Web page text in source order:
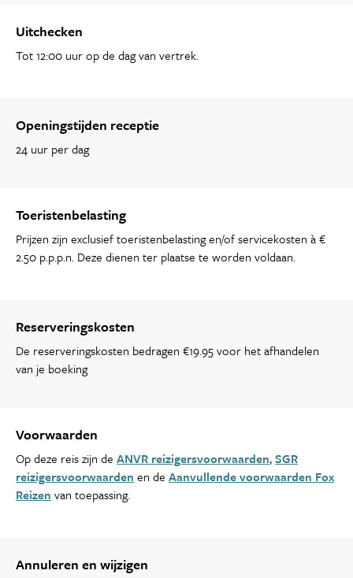
Uitchecken
Tot 12:00 uur op de dag van vertrek.
Openingstijden receptie
24 uur per dag
Toeristenbelasting
Prijzen zijn exclusief toeristenbelasting en/of servicekosten à €
2.50 p.p.p.n. Deze dienen ter plaatse te worden voldaan.
Reserveringskosten
De reserveringskosten bedragen €19.95 voor het afhandelen
van je boeking
Voorwaarden
Op deze reis zijn de ANVR reizigersvoorwaarden,SGR
reizigersvoorwaarden en de Aanvullende voorwaarden Fox
Reizen van toepassing.
Annuleren en wijzigen